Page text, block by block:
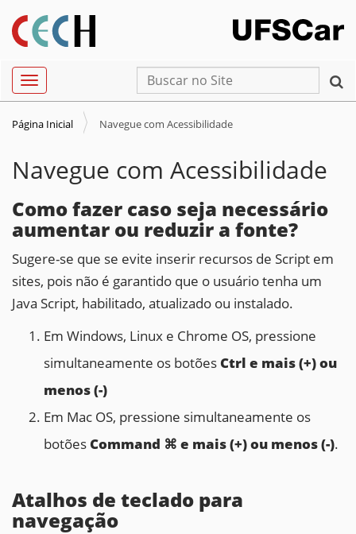
Busca
Busca Avançada…
Toggle navigation
Página Inicial Navegue com Acessibilidade
Navegue com Acessibilidade
Como fazer caso seja necessário
aumentar ou reduzir a fonte?
Sugere-se que se evite inserir recursos de Script em
sites, pois não é garantido que o usuário tenha um
Java Script, habilitado, atualizado ou instalado.
Em Windows, Linux e Chrome OS, pressione
simultaneamente os botõesCtrl e mais (+) ou
menos (-)
Em Mac OS, pressione simultaneamente os
botõesCommand ⌘ e mais (+) ou menos (-).
Atalhos de teclado para
navegação